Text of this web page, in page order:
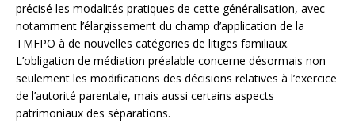
précisé les modalités pratiques de cette généralisation, avec
notamment l’élargissement du champ d’application de la
TMFPO à de nouvelles catégories de litiges familiaux.
L’obligation de médiation préalable concerne désormais non
seulement les modifications des décisions relatives à l’exercice
de l’autorité parentale, mais aussi certains aspects
patrimoniaux des séparations.